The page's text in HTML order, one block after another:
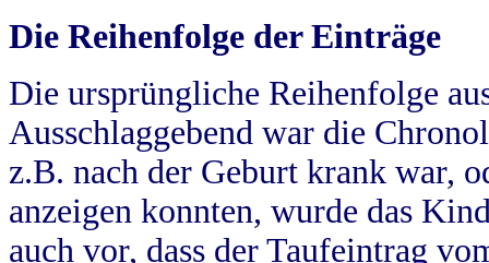
Die Reihenfolge der Einträge
Die ursprüngliche Reihenfolge
Ausschlaggebend war die
z.B. nach der Geburt krank war,
anzeigen konnten, wurde das
auch vor, dass der Taufeintrag